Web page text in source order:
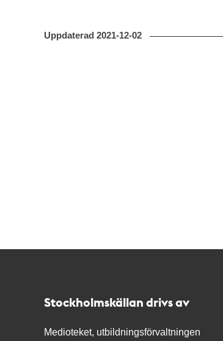
Uppdaterad 2021-12-02
Stockholmskällan drivs av
Medioteket, utbildningsförvaltningen